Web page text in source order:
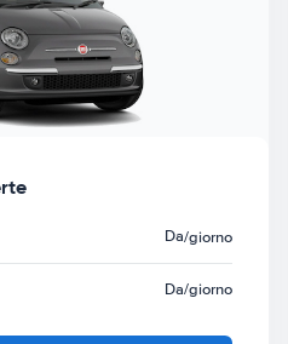
Da/giorno
Da/giorno